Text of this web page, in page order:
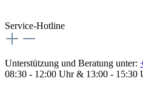
Service-Hotline
Unterstützung und Beratung unter:
08:30 - 12:00 Uhr & 13:00 - 15:30